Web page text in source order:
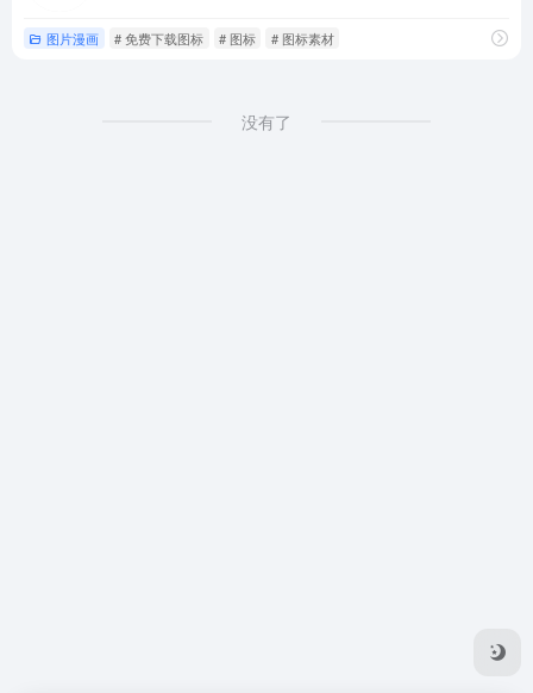
图片漫画 # 免费下载图标 # 图标 # 图标素材
没有了